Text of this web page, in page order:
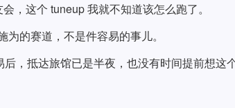
，这个 tuneup 我就不知道该怎么跑了。
的赛道，不是件容易的事儿。
，抵达旅馆已是半夜，也没有时间提前想这